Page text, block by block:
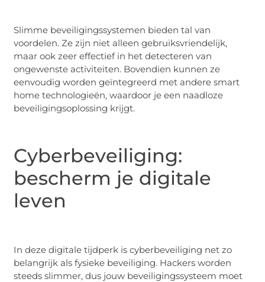
Slimme beveiligingssystemen bieden tal van
voordelen. Ze zijn niet alleen gebruiksvriendelijk,
maar ook zeer effectief in het detecteren van
ongewenste activiteiten. Bovendien kunnen ze
eenvoudig worden geïntegreerd met andere smart
home technologieën, waardoor je een naadloze
beveiligingsoplossing krijgt.
Cyberbeveiliging:
bescherm je digitale
leven
In deze digitale tijdperk is cyberbeveiliging net zo
belangrijk als fysieke beveiliging. Hackers worden
steeds slimmer, dus jouw beveiligingssysteem moet